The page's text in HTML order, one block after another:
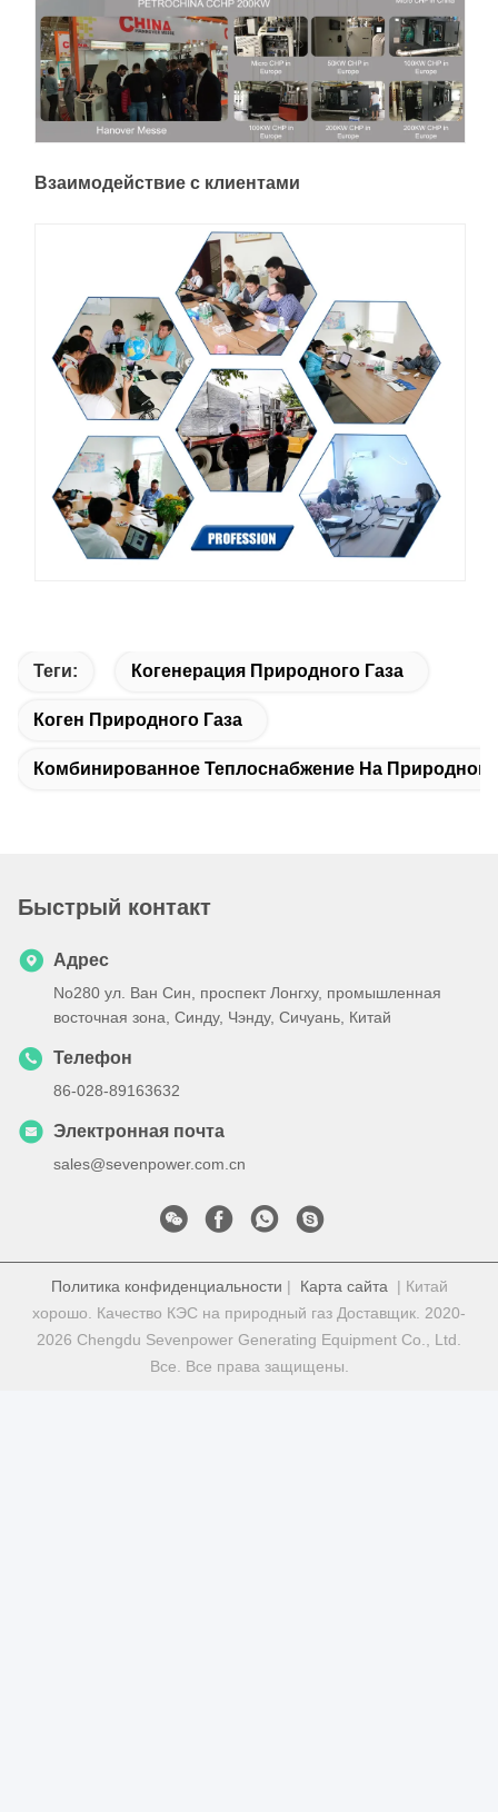
Взаимодействие с клиентами
Теги: Когенерация Природного Газа
Коген Природного Газа
Комбинированное Теплоснабжение На Природном
Быстрый контакт
Адрес
No280 ул. Ван Син, проспект Лонгху, промышленная
восточная зона, Синду, Чэнду, Сичуань, Китай
Телефон
86-028-89163632
Электронная почта
sales@sevenpower.com.cn
Политика конфиденциальности | Карта сайта| Китай
хорошо. Качество КЭС на природный газ Доставщик. 2020-
2026 Chengdu Sevenpower Generating Equipment Co., Ltd.
Все. Все права защищены.